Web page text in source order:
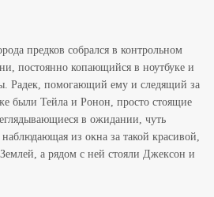
предков собрался в контрольном
постоянно копающийся в ноутбуке и
Радек, помогающий ему и следящий за
были Тейла и Ронон, просто стоящие
в ожидании, чуть
из окна за такой красивой,
а рядом с ней стояли Джексон и